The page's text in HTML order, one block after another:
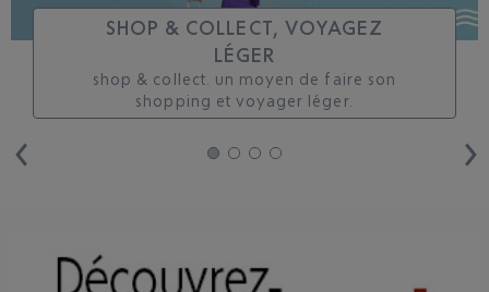
SHOP & COLLECT, VOYAGEZ
LÉGER
shop & collect. un moyen de faire son
shopping et voyager léger.